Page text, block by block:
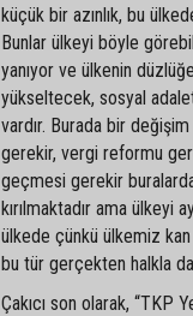
küçük bir azınlık, bu
Bunlar ülkeyi böyle
yanıyor ve ülkenin
yükseltecek, sosyal
vardır. Burada bir
gerekir, vergi reformu
geçmesi gerekir
kırılmaktadır ama ülkeyi
ülkede çünkü ülkemiz
bu tür gerçekten halkla
Çakıcı son olarak, “TKP